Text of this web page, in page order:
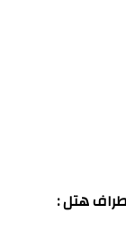
هتل :